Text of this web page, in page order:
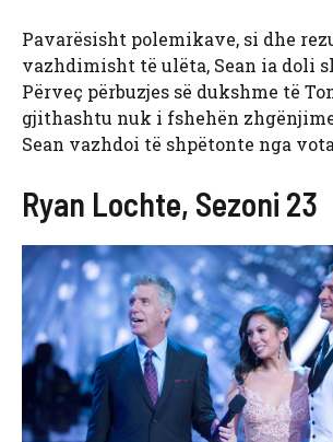
Pavarësisht polemikave, si dhe
vazhdimisht të ulëta, Sean ia doli
Përveç përbuzjes së dukshme të
gjithashtu nuk i fshehën
Sean vazhdoi të shpëtonte nga
Ryan Lochte, Sezoni 23